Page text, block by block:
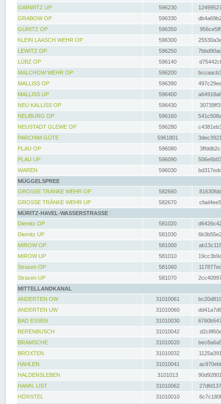
GARWITZ UP
596230
GRABOW OP
596330
GÜRITZ OP
596350
KLEIN LAASCH WEHR OP
596300
LEWITZ OP
596250
LÜBZ OP
596140
MALCHOW WEHR OP
596200
MALLISS OP
596390
MALLISS UP
596400
NEU KALLISS OP
596430
NEUBURG OP
596160
NEUSTADT GLEWE OP
596280
PARCHIM GÜTE
5961801
PLAU OP
596080
PLAU UP
596090
WAREN
596030
MÜGGELSPREE
GROSSE TRÄNKE WEHR OP
582660
GROSSE TRÄNKE WEHR UP
582670
MÜRITZ-HAVEL-WASSERSTRASSE
Diemitz OP
581020
Diemitz UP
581030
MIROW OP
581000
MIROW UP
581010
Strasen OP
581060
Strasen UP
581070
MITTELLANDKANAL
ANDERTEN OW
31010061
ANDERTEN UW
31010060
BAD ESSEN
31010030
BERENBUSCH
31010042
BRAMSCHE
31010020
BROXTEN
31010032
HAHLEN
31010041
HALDENSLEBEN
3101013
HANN. LIST
31010062
HÖRSTEL
31010010